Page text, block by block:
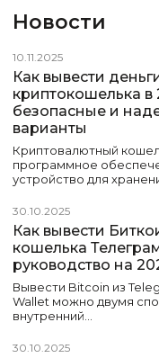
Новости
10.11.2025
Как вывести
криптокошелька в
безопасные и
варианты
Криптовалютный
программное
устройство для
30.10.2025
Как вывести
кошелька
руководство на
Вывести Bitcoin из
Wallet можно двумя
внутренний…
30.10.2025